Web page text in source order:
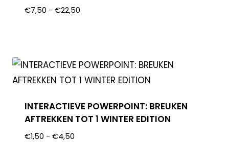
€7,50 - €22,50
INTERACTIEVE POWERPOINT: BREUKEN
AFTREKKEN TOT 1 WINTER EDITION
€1,50 - €4,50